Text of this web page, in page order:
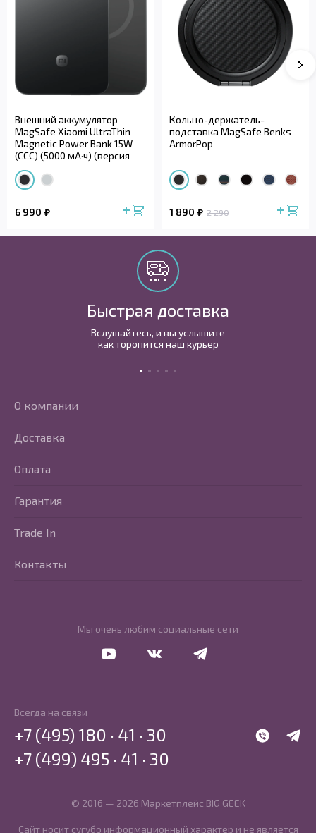
Внешний аккумулятор
MagSafe Xiaomi UltraThin
Magnetic Power Bank 15W
(CCC) (5000 мА·ч) (версия
Globa...
6 990
Кольцо-держатель-
подставка MagSafe Benks
ArmorPop
1 890 2 290
Быстрая доставка
Вслушайтесь, и вы услышите
как торопится наш курьер
Мы очень любим социальные сети
О компании
Доставка
Оплата
Гарантия
Trade In
Контакты
Всегда на связи
WhatsApp
+7 (495) 180 · 41 · 30
+7 (499) 495 · 41 · 30
© 2016 — 2026 Маркетплейс BIG GEEK
Сайт носит сугубо информационный характер и не является